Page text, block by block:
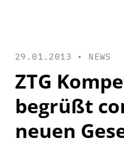
29.01.2013 • NEWS
ZTG
begrüßt
neuen